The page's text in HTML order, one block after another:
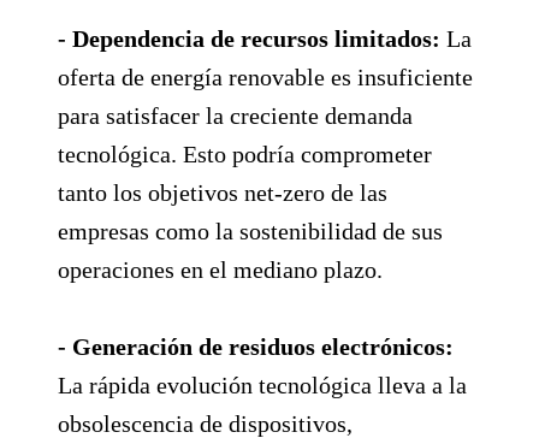
- Dependencia de recursos limitados: La
oferta de energía renovable es insuficiente
para satisfacer la creciente demanda
tecnológica. Esto podría comprometer
tanto los objetivos net-zero de las
empresas como la sostenibilidad de sus
operaciones en el mediano plazo.
- Generación de residuos electrónicos:
La rápida evolución tecnológica lleva a la
obsolescencia de dispositivos,